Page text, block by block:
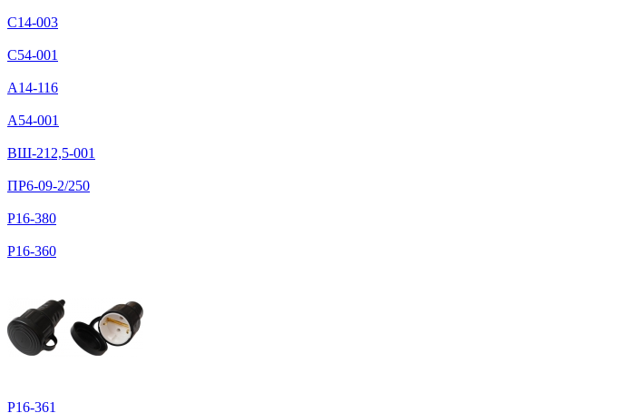
С14-003
С54-001
А14-116
А54-001
ВШ-212,5-001
ПР6-09-2/250
Р16-380
Р16-360
Р16-361